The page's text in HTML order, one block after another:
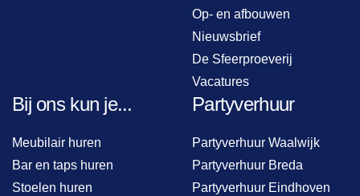
Op- en afbouwen
Nieuwsbrief
De Sfeerproeverij
Vacatures
Bij ons kun je...
Meubilair huren
Bar en taps huren
Stoelen huren
Partyverhuur
Partyverhuur Waalwijk
Partyverhuur Breda
Partyverhuur Eindhoven